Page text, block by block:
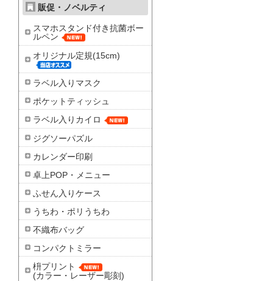
販促・ノベルティ
スマホスタンド付き抗菌ボー
ルペン
オリジナル定規(15cm)
ラベル入りマスク
ポケットティッシュ
ラベル入りカイロ
ジグソーパズル
カレンダー印刷
卓上POP・メニュー
ふせん入りケース
うちわ・ポリうちわ
不織布バッグ
コンパクトミラー
枡プリント
(カラー・レーザー彫刻)